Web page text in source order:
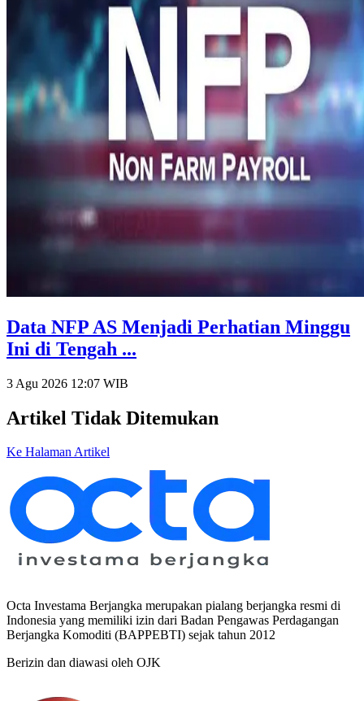
Data NFP AS Menjadi Perhatian Minggu
Ini di Tengah ...
3 Agu 2026 12:07 WIB
Artikel Tidak Ditemukan
Ke Halaman Artikel
Octa Investama Berjangka merupakan pialang berjangka resmi di
Indonesia yang memiliki izin dari Badan Pengawas Perdagangan
Berjangka Komoditi (BAPPEBTI) sejak tahun 2012
Berizin dan diawasi oleh OJK